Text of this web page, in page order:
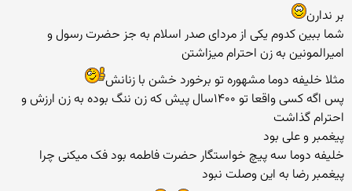
بر ندارن
شما ببین کدوم یکی از مردای صدر اسلام به جز حضرت رسول و
امیرالمونین به زن احترام میزاشتن
مثلا خلیفه دوما مشهوره تو برخورد خشن با زنانش
پس اگه کسی واقعا تو ۱۴۰۰سال پیش که زن ننگ بوده به زن ارزش و
احترام گذاشت
پیغمبر و علی بود
خلیفه دوما سه پیچ خواستگار حضرت فاطمه بود فک میکنی چرا
پیغمبر رضا به این وصلت نبود